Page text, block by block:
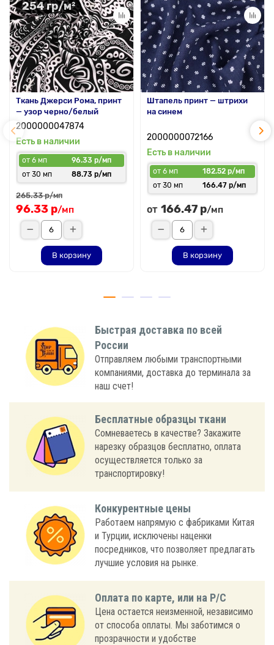
254 гр/м²
Ткань Джерси Рома, принт
— узор черно/белый
2000000047874
Есть в наличии
от 6 мп
96.33 р/мп
от 30 мп
88.73 р/мп
265.33 р/мп
96.33 р/мп
В корзину
Штапель принт — штрихи
на синем
2000000072166
Есть в наличии
от 6 мп
182.52 р/мп
от 30 мп
166.47 р/мп
от 166.47 р/мп
В корзину
Быстрая доставка по всей
России
Отправляем любыми транспортными
компаниями, доставка до терминала за
наш счет!
Бесплатные образцы ткани
Сомневаетесь в качестве? Закажите
нарезку образцов бесплатно, оплата
осуществляется только за
транспортировку!
Конкурентные цены
Работаем напрямую с фабриками Китая
и Турции, исключены наценки
посредников, что позволяет предлагать
лучшие условия на рынке.
Оплата по карте, или на Р/С
Цена остается неизменной, независимо
от способа оплаты. Мы заботимся о
прозрачности и удобстве